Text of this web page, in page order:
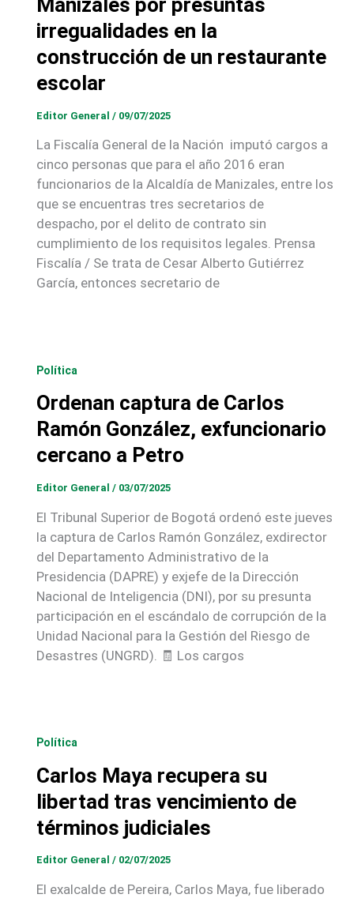
Manizales por presuntas
irregualidades en la
construcción de un restaurante
escolar
Editor General / 09/07/2025
La Fiscalía General de la Nación imputó cargos a
cinco personas que para el año 2016 eran
funcionarios de la Alcaldía de Manizales, entre los
que se encuentras tres secretarios de
despacho, por el delito de contrato sin
cumplimiento de los requisitos legales. Prensa
Fiscalía / Se trata de Cesar Alberto Gutiérrez
García, entonces secretario de
Política
Ordenan captura de Carlos
Ramón González, exfuncionario
cercano a Petro
Editor General / 03/07/2025
El Tribunal Superior de Bogotá ordenó este jueves
la captura de Carlos Ramón González, exdirector
del Departamento Administrativo de la
Presidencia (DAPRE) y exjefe de la Dirección
Nacional de Inteligencia (DNI), por su presunta
participación en el escándalo de corrupción de la
Unidad Nacional para la Gestión del Riesgo de
Desastres (UNGRD). 🧾 Los cargos
Política
Carlos Maya recupera su
libertad tras vencimiento de
términos judiciales
Editor General / 02/07/2025
El exalcalde de Pereira, Carlos Maya, fue liberado